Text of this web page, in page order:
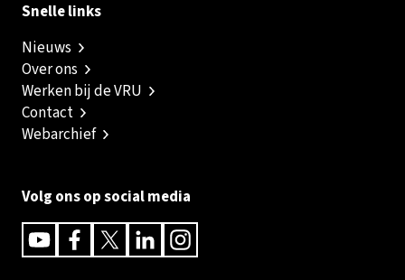
Snelle links
Nieuws
Over ons
Werken bij de VRU
Contact
Webarchief
Volg ons op social media
YoutubeFacebookTwitterLinkedinInstagram